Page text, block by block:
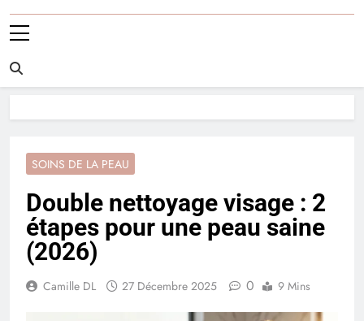
SOINS DE LA PEAU
Double nettoyage visage : 2
étapes pour une peau saine
(2026)
Camille DL 27 Décembre 2025 0 9 Mins